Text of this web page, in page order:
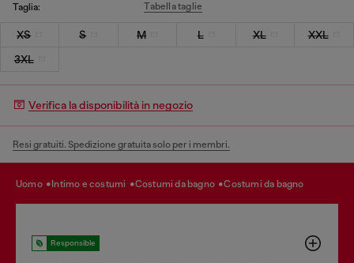
Taglia: Tabella taglie
XS S M L XL
XXL
3XL
Verifica la disponibilità in negozio
Resi gratuiti. Spedizione gratuita solo per i membri.
uomo intimo e costumi costumi da bagno costumi da bagno
Responsible